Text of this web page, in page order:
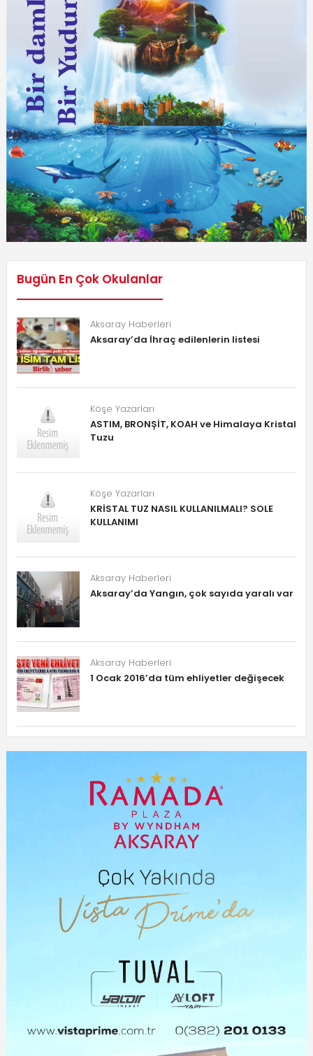
Bugün En Çok Okulanlar
Aksaray Haberleri
Aksaray’da İhraç edilenlerin listesi
Köşe Yazarları
ASTIM, BRONŞİT, KOAH ve Himalaya Kristal
Tuzu
Köşe Yazarları
KRİSTAL TUZ NASIL KULLANILMALI? SOLE
KULLANIMI
Aksaray Haberleri
Aksaray’da Yangın, çok sayıda yaralı var
Aksaray Haberleri
1 Ocak 2016’da tüm ehliyetler değişecek